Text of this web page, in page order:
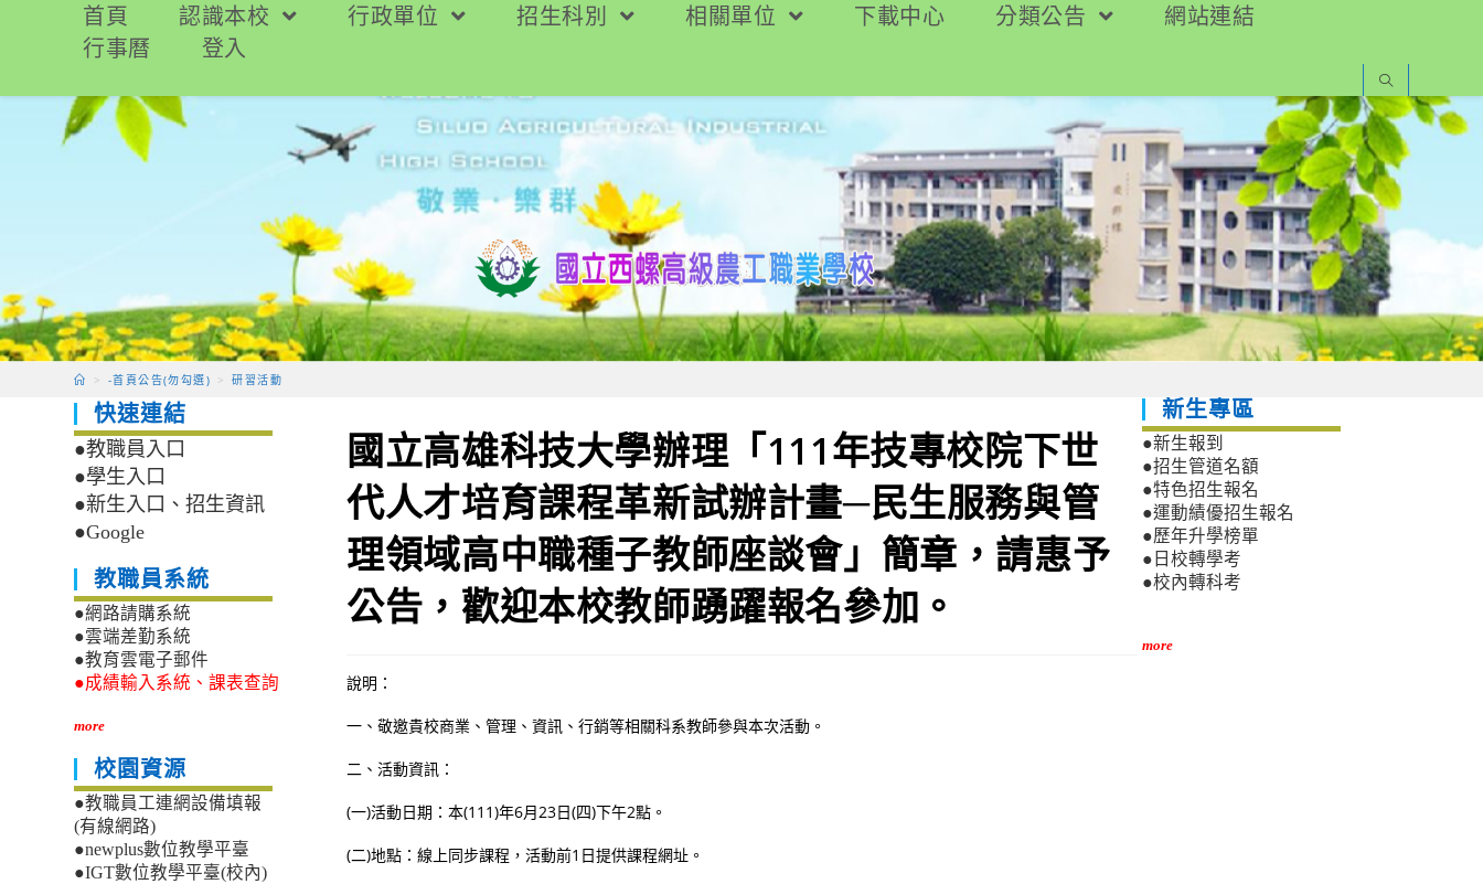
要
首頁 認識本校 行政單位 招生科別 相關單位 下載中心 分類公告
網站連結
行事曆
登入
> -首頁公告(勿勾選) > 研習活動
國立高雄科技大學辦理「111年技專校院下世
代人才培育課程革新試辦計畫─民生服務與管
理領域高中職種子教師座談會」簡章，請惠予
公告，歡迎本校教師踴躍報名參加。
說明：
一、敬邀貴校商業、管理、資訊、行銷等相關科系教師參與本次活動。
二、活動資訊：
(一)活動日期：本(111)年6月23日(四)下午2點。
(二)地點：線上同步課程，活動前1日提供課程網址。
快速連結
●教職員入口
●學生入口
●新生入口、招生資訊
●Google
教職員系統
●網路請購系統
●雲端差勤系統
●教育雲電子郵件
●成績輸入系統、課表查詢
more
校園資源
●教職員工連網設備填報
(有線網路)
●newplus數位教學平臺
●IGT數位教學平臺(校內)
新生專區
●新生報到
●招生管道名額
●特色招生報名
●運動績優招生報名
●歷年升學榜單
●日校轉學考
●校內轉科考
more